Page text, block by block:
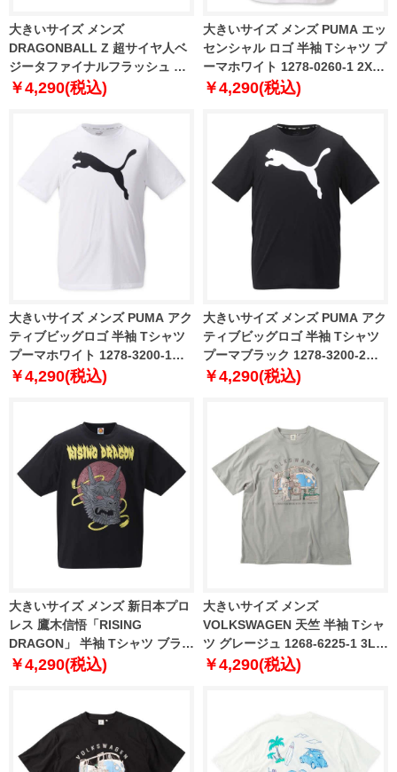
大きいサイズ メンズ
DRAGONBALL Z 超サイヤ人ベ
ジータファイナルフラッシュ 半
袖 Tシャツ ホワイト 1278-0244-
￥4,290(税込)
大きいサイズ メンズ PUMA エッ
センシャル ロゴ 半袖 Tシャツ プ
ーマホワイト 1278-0260-1 2XL
3XL 4XL 5XL 6XL
￥4,290(税込)
大きいサイズ メンズ PUMA アク
ティブビッグロゴ 半袖 Tシャツ
プーマホワイト 1278-3200-1
2XL 3XL 4XL
￥4,290(税込)
大きいサイズ メンズ PUMA アク
ティブビッグロゴ 半袖 Tシャツ
プーマブラック 1278-3200-2
2XL 3XL 4XL
￥4,290(税込)
大きいサイズ メンズ 新日本プロ
レス 鷹木信悟「RISING
DRAGON」 半袖 Tシャツ ブラッ
ク 1278-2573-1 3L 4L 5L 6L 8L
￥4,290(税込)
大きいサイズ メンズ
VOLKSWAGEN 天竺 半袖 Tシャ
ツ グレージュ 1268-6225-1 3L
4L 5L 6L 8L
￥4,290(税込)